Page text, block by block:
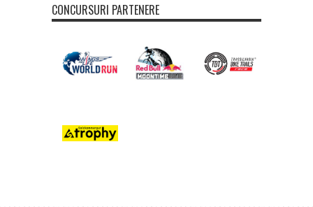
CONCURSURI PARTENERE